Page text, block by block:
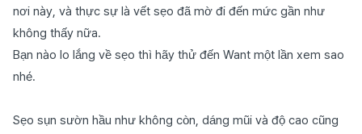
nơi này, và thực sự là vết sẹo đã mờ đi đến mức gần như
không thấy nữa.
Bạn nào lo lắng về sẹo thì hãy thử đến Want một lần xem sao
nhé.
Sẹo sụn sườn hầu như không còn, dáng mũi và độ cao cũng